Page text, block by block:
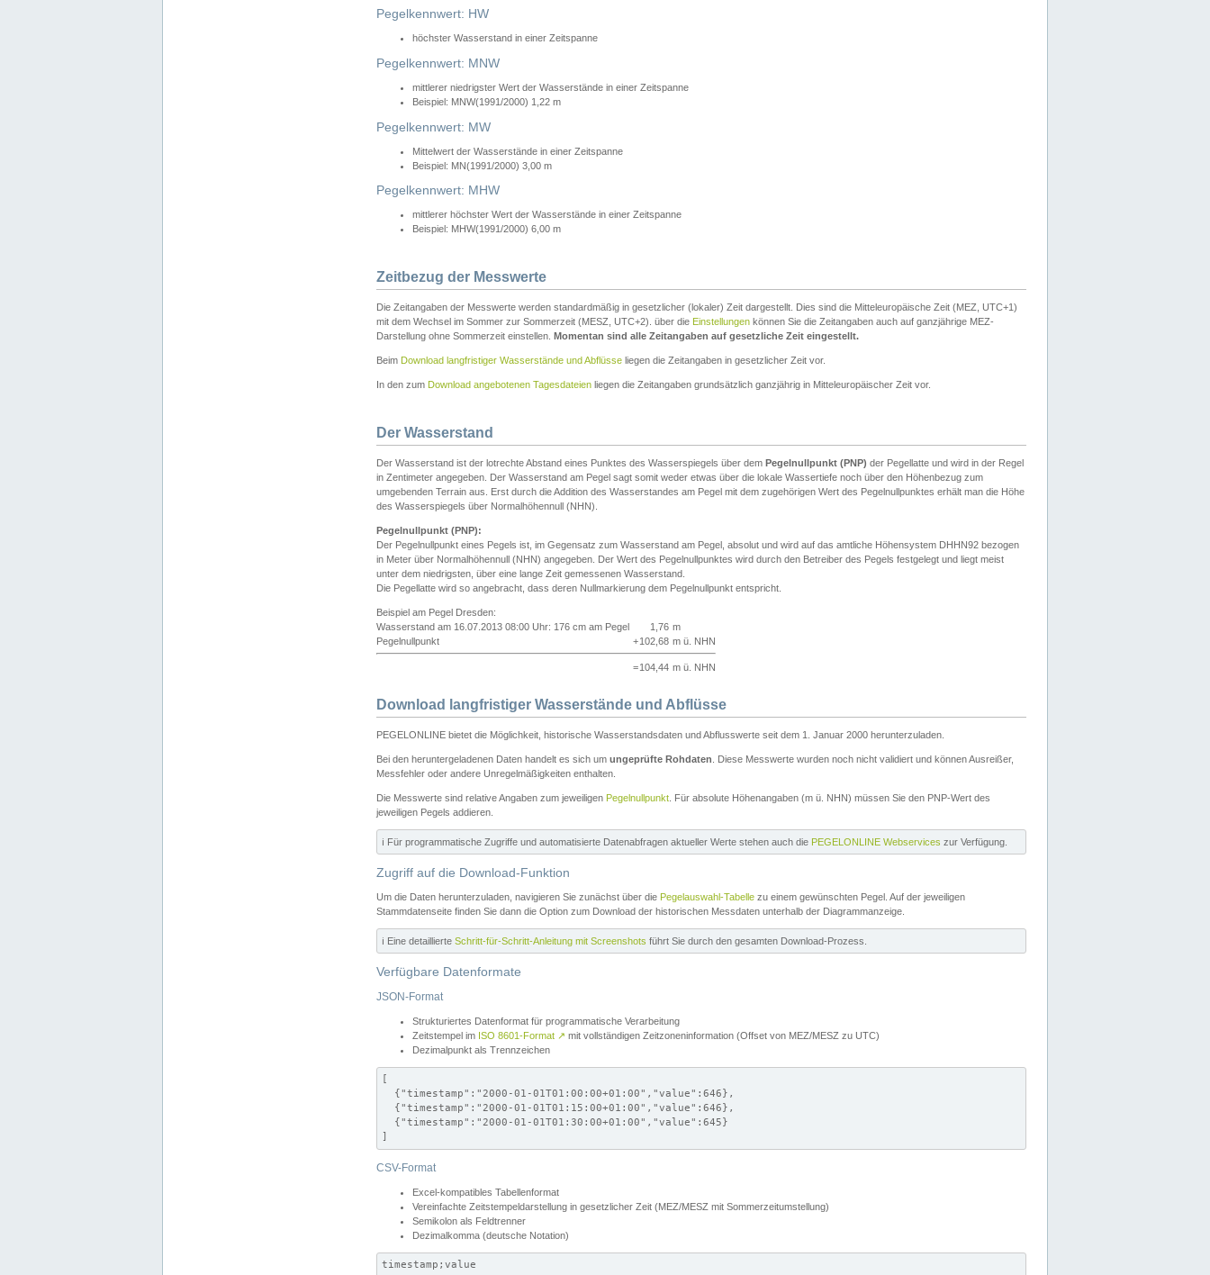
Pegelkennwert: HW
höchster Wasserstand in einer Zeitspanne
Pegelkennwert: MNW
mittlerer niedrigster Wert der Wasserstände in einer Zeitspanne
Beispiel: MNW(1991/2000) 1,22 m
Pegelkennwert: MW
Mittelwert der Wasserstände in einer Zeitspanne
Beispiel: MN(1991/2000) 3,00 m
Pegelkennwert: MHW
mittlerer höchster Wert der Wasserstände in einer Zeitspanne
Beispiel: MHW(1991/2000) 6,00 m
Zeitbezug der Messwerte
Die Zeitangaben der Messwerte werden standardmäßig in gesetzlicher (lokaler) Zeit dargestellt. Dies sind die Mitteleuropäische Zeit (MEZ, UTC+1)
mit dem Wechsel im Sommer zur Sommerzeit (MESZ, UTC+2). über die Einstellungen können Sie die Zeitangaben auch auf ganzjährige MEZ-
Darstellung ohne Sommerzeit einstellen. Momentan sind alle Zeitangaben auf gesetzliche Zeit eingestellt.
Beim Download langfristiger Wasserstände und Abflüsse liegen die Zeitangaben in gesetzlicher Zeit vor.
In den zum Download angebotenen Tagesdateien liegen die Zeitangaben grundsätzlich ganzjährig in Mitteleuropäischer Zeit vor.
Der Wasserstand
Der Wasserstand ist der lotrechte Abstand eines Punktes des Wasserspiegels über dem Pegelnullpunkt (PNP) der Pegellatte und wird in der Regel
in Zentimeter angegeben. Der Wasserstand am Pegel sagt somit weder etwas über die lokale Wassertiefe noch über den Höhenbezug zum
umgebenden Terrain aus. Erst durch die Addition des Wasserstandes am Pegel mit dem zugehörigen Wert des Pegelnullpunktes erhält man die Höhe
des Wasserspiegels über Normalhöhennull (NHN).
Pegelnullpunkt (PNP):
Der Pegelnullpunkt eines Pegels ist, im Gegensatz zum Wasserstand am Pegel, absolut und wird auf das amtliche Höhensystem DHHN92 bezogen
in Meter über Normalhöhennull (NHN) angegeben. Der Wert des Pegelnullpunktes wird durch den Betreiber des Pegels festgelegt und liegt meist
unter dem niedrigsten, über eine lange Zeit gemessenen Wasserstand.
Die Pegellatte wird so angebracht, dass deren Nullmarkierung dem Pegelnullpunkt entspricht.
Beispiel am Pegel Dresden:
Wasserstand am 16.07.2013 08:00 Uhr: 176 cm am Pegel
1,76 m
Pegelnullpunkt
+102,68 m ü. NHN
=104,44 m ü. NHN
Download langfristiger Wasserstände und Abflüsse
PEGELONLINE bietet die Möglichkeit, historische Wasserstandsdaten und Abflusswerte seit dem 1. Januar 2000 herunterzuladen.
Bei den heruntergeladenen Daten handelt es sich um ungeprüfte Rohdaten . Diese Messwerte wurden noch nicht validiert und können Ausreißer,
Messfehler oder andere Unregelmäßigkeiten enthalten.
Die Messwerte sind relative Angaben zum jeweiligen Pegelnullpunkt . Für absolute Höhenangaben (m ü. NHN) müssen Sie den PNP-Wert des
jeweiligen Pegels addieren.
ℹ️ Für programmatische Zugriffe und automatisierte Datenabfragen aktueller Werte stehen auch die PEGELONLINE Webservices zur Verfügung.
Zugriff auf die Download-Funktion
Um die Daten herunterzuladen, navigieren Sie zunächst über die Pegelauswahl-Tabelle zu einem gewünschten Pegel. Auf der jeweiligen
Stammdatenseite finden Sie dann die Option zum Download der historischen Messdaten unterhalb der Diagrammanzeige.
ℹ️ Eine detaillierte Schritt-für-Schritt-Anleitung mit Screenshots führt Sie durch den gesamten Download-Prozess.
Verfügbare Datenformate
JSON-Format
Strukturiertes Datenformat für programmatische Verarbeitung
Zeitstempel im ISO 8601-Format ↗ mit vollständigen Zeitzoneninformation (Offset von MEZ/MESZ zu UTC)
Dezimalpunkt als Trennzeichen
[
  {"timestamp":"2000-01-01T01:00:00+01:00","value":646},
  {"timestamp":"2000-01-01T01:15:00+01:00","value":646},
  {"timestamp":"2000-01-01T01:30:00+01:00","value":645}
]
CSV-Format
Excel-kompatibles Tabellenformat
Vereinfachte Zeitstempeldarstellung in gesetzlicher Zeit (MEZ/MESZ mit Sommerzeitumstellung)
Semikolon als Feldtrenner
Dezimalkomma (deutsche Notation)
timestamp;value